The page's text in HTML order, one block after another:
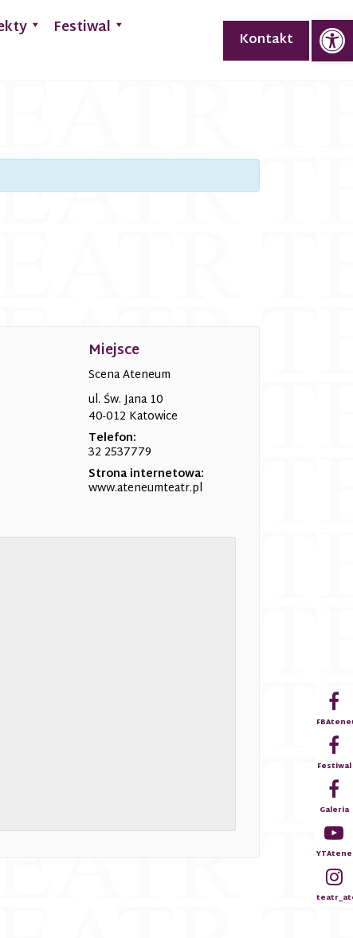
Festiwal
Kontakt
Miejsce
Scena Ateneum
ul. Św. Jana 10
40-012 Katowice
Telefon:
32 2537779
Strona internetowa:
www.ateneumteatr.pl
Festiwal
Galeria